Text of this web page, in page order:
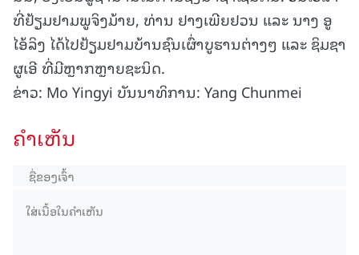
ທີ່ຢ້ຽມຢາມພູຈິງມ້າຍ, ທ່ານ ຢາງເພີຍຢວນ ແລະ ນາງ ອູ
ໄອ້ລິງ ໄດ້ໄປຢ້ຽມຢາມບ້ານຊົນເຜົ່າບູຮານຕ່າງໆ ແລະ ຊິມຊາ
ຜູເອີ ທີ່ມີຫຼາກຫຼາຍຊະນິດ.
ຂ່າວ: Mo Yingyi ບັນນາທິການ: Yang Chunmei
ຄໍາເຫັນ